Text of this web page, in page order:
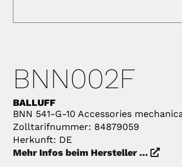
BNN002F
BALLUFF
BNN 541-G-10 Accessories
Zolltarifnummer: 84879059
Herkunft: DE
Mehr Infos beim Hersteller ...